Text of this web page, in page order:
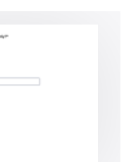
request with
for approval.